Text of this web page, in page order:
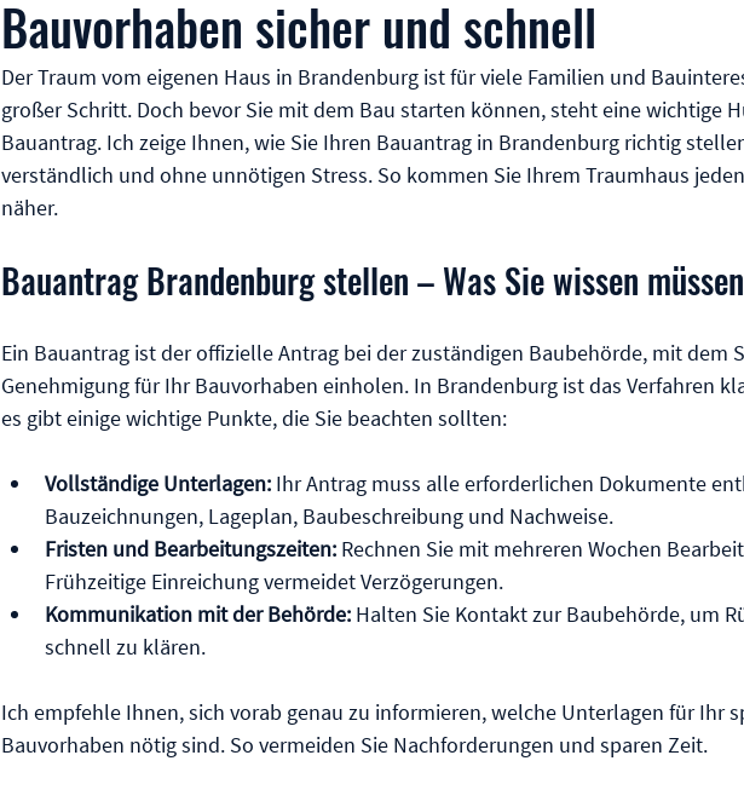
Bauvorhaben sicher und schnell
Der Traum vom eigenen Haus in Brandenburg ist für viele Familien und
großer Schritt. Doch bevor Sie mit dem Bau starten können, steht eine wichtige
Bauantrag. Ich zeige Ihnen, wie Sie Ihren Bauantrag in Brandenburg richtig
verständlich und ohne unnötigen Stress. So kommen Sie Ihrem Traumhaus
näher.
Bauantrag Brandenburg stellen – Was Sie wissen müssen
Ein Bauantrag ist der offizielle Antrag bei der zuständigen Baubehörde, mit dem
Genehmigung für Ihr Bauvorhaben einholen. In Brandenburg ist das Verfahren
es gibt einige wichtige Punkte, die Sie beachten sollten:
Vollständige Unterlagen: Ihr Antrag muss alle erforderlichen Dokumente
Bauzeichnungen, Lageplan, Baubeschreibung und Nachweise.
Fristen und Bearbeitungszeiten: Rechnen Sie mit mehreren Wochen
Frühzeitige Einreichung vermeidet Verzögerungen.
Kommunikation mit der Behörde: Halten Sie Kontakt zur Baubehörde, um
schnell zu klären.
Ich empfehle Ihnen, sich vorab genau zu informieren, welche Unterlagen für Ihr
Bauvorhaben nötig sind. So vermeiden Sie Nachforderungen und sparen Zeit.